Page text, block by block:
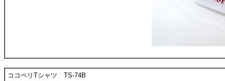
ココペリTシャツ TS-74B